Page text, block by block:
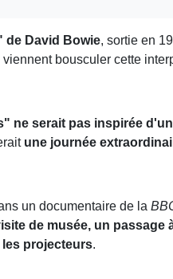
de David Bowie, sortie en
bousculer cette
ne serait pas inspirée
une journée
un documentaire de la
de musée, un
les projecteurs.